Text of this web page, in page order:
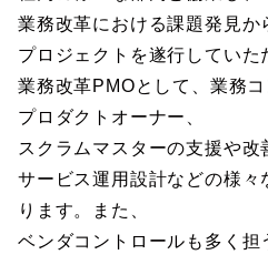
業務改革における課題発見か
プロジェクトを遂行していた
業務改革PMOとして、業務コ
プロダクトオーナー、
スクラムマスターの支援や改
サービス運用設計などの様々
ります。また、
ベンダコントロールも多く担